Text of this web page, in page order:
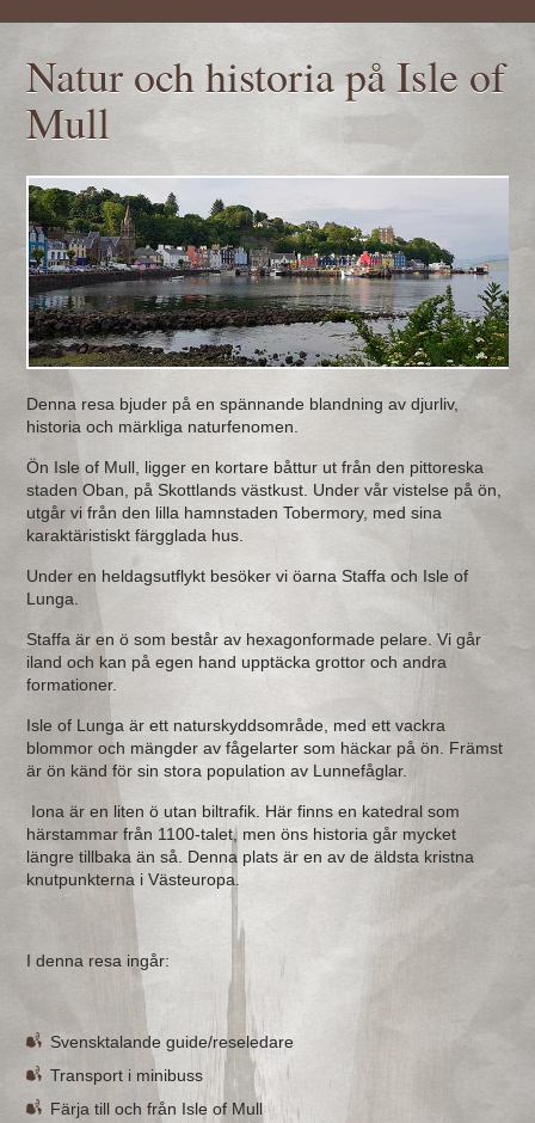
Natur och historia på Isle of
Mull
Denna resa bjuder på en spännande blandning av djurliv,
historia och märkliga naturfenomen.
Ön Isle of Mull, ligger en kortare båttur ut från den pittoreska
staden Oban, på Skottlands västkust. Under vår vistelse på ön,
utgår vi från den lilla hamnstaden Tobermory, med sina
karaktäristiskt färgglada hus.
Under en heldagsutflykt besöker vi öarna Staffa och Isle of
Lunga.
Staffa är en ö som består av hexagonformade pelare. Vi går
iland och kan på egen hand upptäcka grottor och andra
formationer.
Isle of Lunga är ett naturskyddsområde, med ett vackra
blommor och mängder av fågelarter som häckar på ön. Främst
är ön känd för sin stora population av Lunnefåglar.
Iona är en liten ö utan biltrafik. Här finns en katedral som
härstammar från 1100-talet, men öns historia går mycket
längre tillbaka än så. Denna plats är en av de äldsta kristna
knutpunkterna i Västeuropa.
I denna resa ingår:
Svensktalande guide/reseledare
Transport i minibuss
Färja till och från Isle of Mull